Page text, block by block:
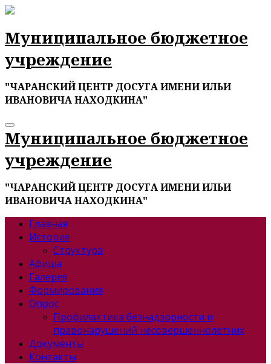
Перейти
содержимому
Муниципальное бюджетное
учреждение
"ЧАРАНСКИЙ ЦЕНТР ДОСУГА ИМЕНИ ИЛЬИ
ИВАНОВИЧА НАХОДКИНА"
Муниципальное бюджетное
учреждение
"ЧАРАНСКИЙ ЦЕНТР ДОСУГА ИМЕНИ ИЛЬИ
ИВАНОВИЧА НАХОДКИНА"
Главная
История
Структура
Афиша
Галерея
Формирования
Опрос
Профилактика безнадзорности и
правонарушений несовершеннолетних
Документы
Контакты